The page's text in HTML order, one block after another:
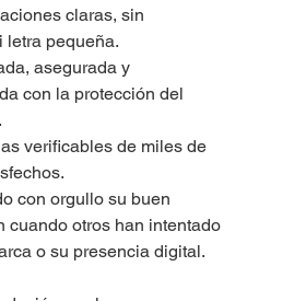
claras, sin
letra pequeña.
asegurada y
con la protección del
verificables de miles de
con orgullo su buen
cuando otros han intentado
o su presencia digital.